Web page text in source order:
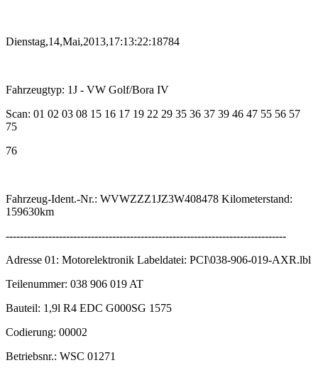
Dienstag,14,Mai,2013,17:13:22:18784
Fahrzeugtyp: 1J - VW Golf/Bora IV
Scan: 01 02 03 08 15 16 17 19 22 29 35 36 37 39 46 47 55 56 57
75
76
Fahrzeug-Ident.-Nr.: WVWZZZ1JZ3W408478 Kilometerstand:
159630km
-------------------------------------------------------------------------------
Adresse 01: Motorelektronik Labeldatei: PCI\038-906-019-AXR.lbl
Teilenummer: 038 906 019 AT
Bauteil: 1,9l R4 EDC G000SG 1575
Codierung: 00002
Betriebsnr.: WSC 01271